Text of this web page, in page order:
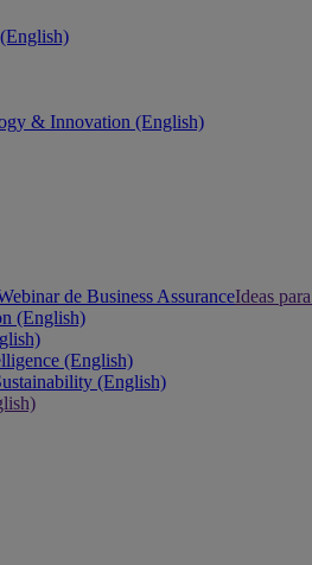
& Innovation (English)
de Business AssuranceIdeas
(English)
(English)
(English)